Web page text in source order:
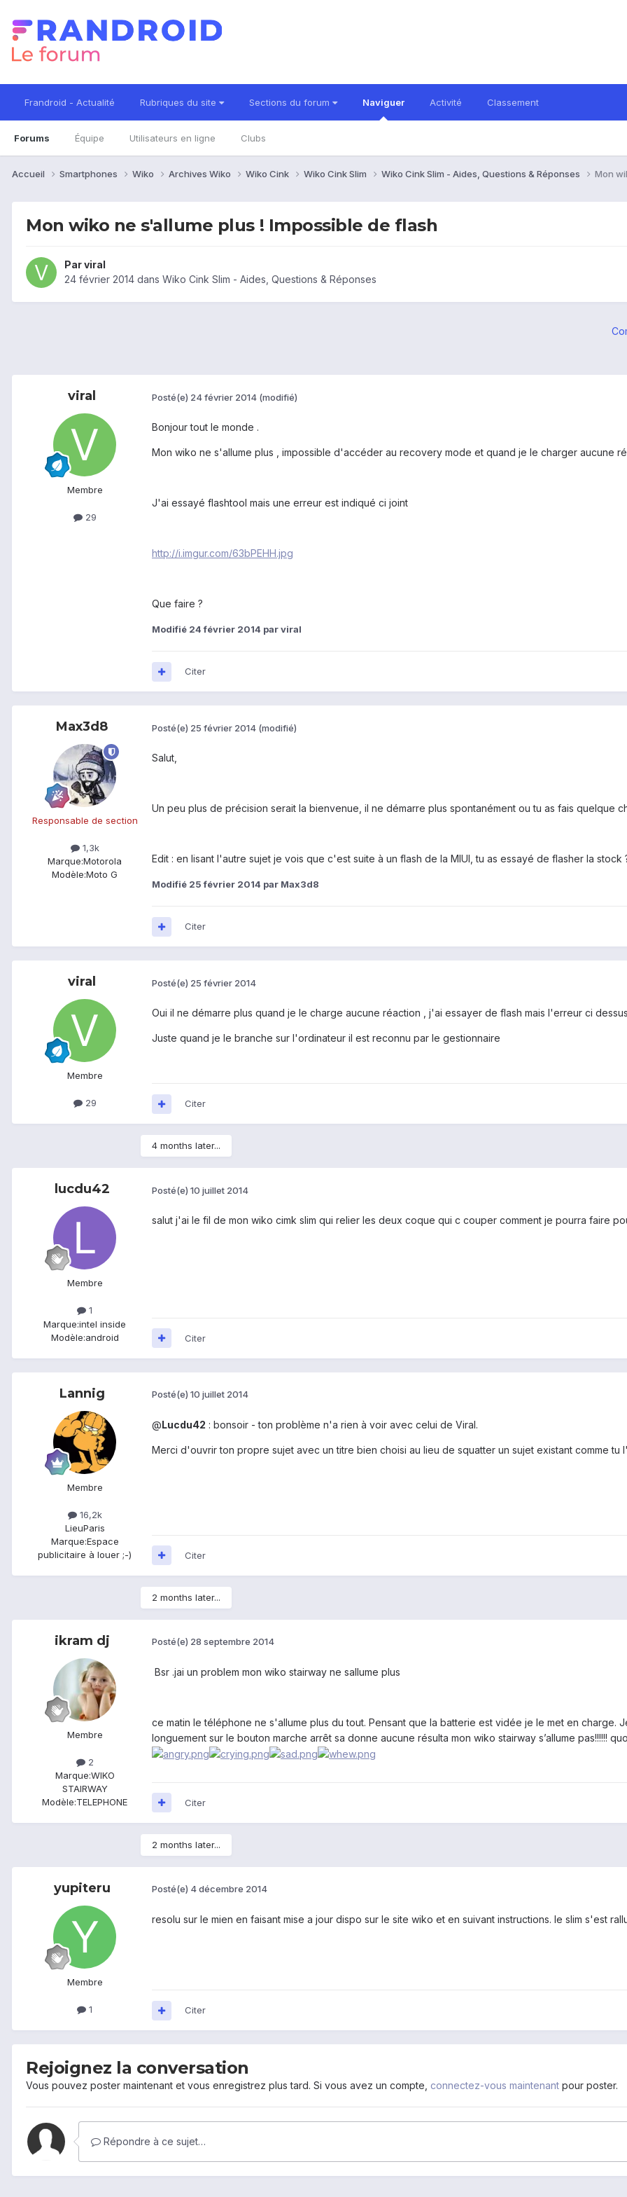
Frandroid - Actualité Rubriques du site Sections du forum Naviguer
Forums Équipe Utilisateurs en ligne Clubs
Activité Classement
Accueil Smartphones Wiko Archives Wiko Wiko Cink Wiko Cink Slim Wiko Cink Slim - Aides, Questions & Réponses Mon
Mon wiko ne s'allume plus ! Impossible de flash
Parviral
24 février 2014 dans Wiko Cink Slim - Aides, Questions & Réponses
viral
Membre
29
Posté(e) 24 février 2014 (modifié)
Bonjour tout le monde .
Mon wiko ne s'allume plus , impossible d'accéder au recovery mode et quand je le charger aucune
J'ai essayé flashtool mais une erreur est indiqué ci joint
http://i.imgur.com/63bPEHH.jpg
Que faire ?
Modifié 24 février 2014 par viral
Citer
Max3d8
Responsable de section
1,3k
Marque:Motorola
Modèle:Moto G
Posté(e) 25 février 2014 (modifié)
Salut,
Un peu plus de précision serait la bienvenue, il ne démarre plus spontanément ou tu as fais quelque
Edit : en lisant l'autre sujet je vois que c'est suite à un flash de la MIUI, tu as essayé de flasher la stock
Modifié 25 février 2014 par Max3d8
Citer
viral
Membre
29
Posté(e) 25 février 2014
Oui il ne démarre plus quand je le charge aucune réaction , j'ai essayer de flash mais l'erreur ci
Juste quand je le branche sur l'ordinateur il est reconnu par le gestionnaire
Citer
4 months later...
lucdu42
Membre
1
Marque:intel inside
Modèle:android
Posté(e) 10 juillet 2014
salut j'ai le fil de mon wiko cimk slim qui relier les deux coque qui c couper comment je pourra faire
Citer
Lannig
Membre
16,2k
LieuParis
Marque:Espace
publicitaire à louer ;-)
Posté(e) 10 juillet 2014
@Lucdu42 : bonsoir - ton problème n'a rien à voir avec celui de Viral.
Merci d'ouvrir ton propre sujet avec un titre bien choisi au lieu de squatter un sujet existant comme tu
Citer
2 months later...
ikram dj
Membre
2
Marque:WIKO
STAIRWAY
Modèle:TELEPHONE
Posté(e) 28 septembre 2014
Bsr .jai un problem mon wiko stairway ne sallume plus
ce matin le téléphone ne s'allume plus du tout. Pensant que la batterie est vidée je le met en charge.
longuement sur le bouton marche arrêt sa donne aucune résulta mon wiko stairway s’allume pas!!!!!!
Citer
2 months later...
yupiteru
Membre
1
Posté(e) 4 décembre 2014
resolu sur le mien en faisant mise a jour dispo sur le site wiko et en suivant instructions. le slim s'est
Citer
Rejoignez la conversation
Vous pouvez poster maintenant et vous enregistrez plus tard. Si vous avez un compte, connectez-vous maintenant pour poster.
Répondre à ce sujet…